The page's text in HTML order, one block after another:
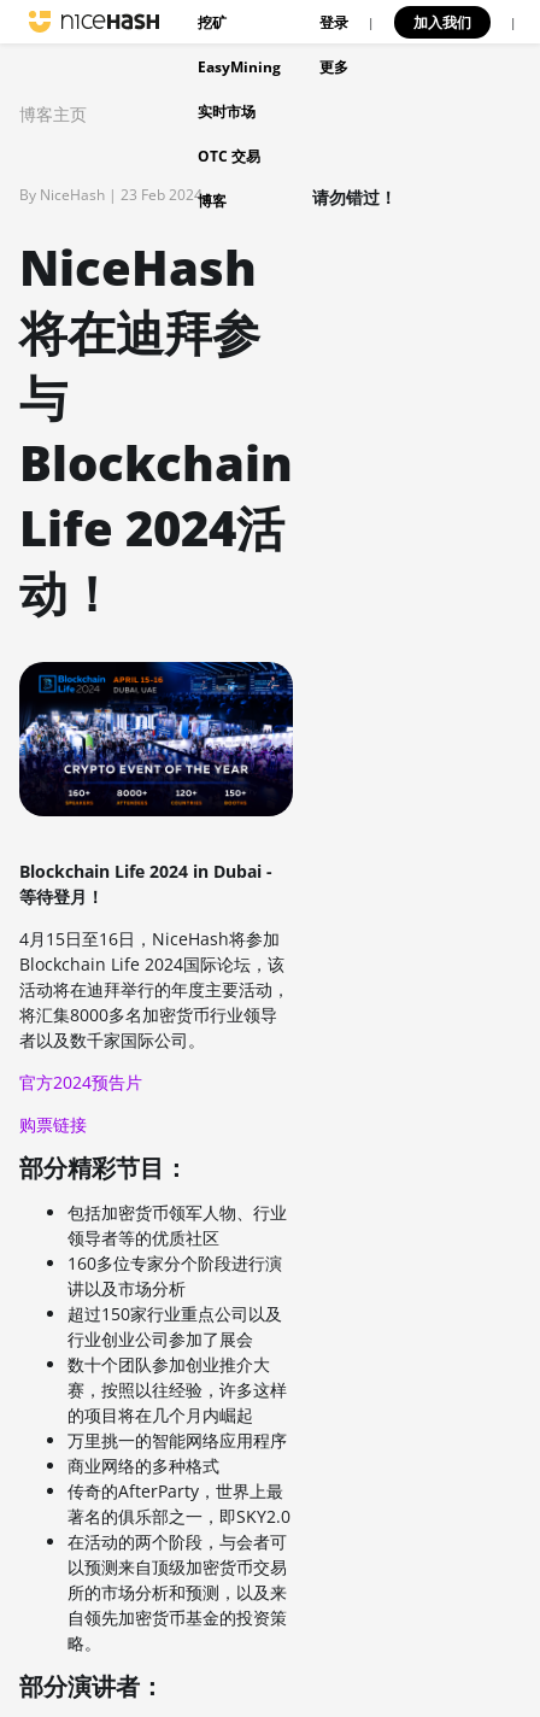
挖矿
EasyMining
实时市场
OTC 交易
博客
登录 | 加入我们 |
更多
博客主页
By NiceHash | 23 Feb 2024
NiceHash
将在迪拜参
与
Blockchain
Life 2024活
动！
Blockchain Life 2024 in Dubai -
等待登月！
4月15日至16日，NiceHash将参加
Blockchain Life 2024国际论坛，该
活动将在迪拜举行的年度主要活动，
将汇集8000多名加密货币行业领导
者以及数千家国际公司。
官方2024预告片
购票链接
部分精彩节目：
包括加密货币领军人物、行业
领导者等的优质社区
160多位专家分个阶段进行演
讲以及市场分析
超过150家行业重点公司以及
行业创业公司参加了展会
数十个团队参加创业推介大
赛，按照以往经验，许多这样
的项目将在几个月内崛起
万里挑一的智能网络应用程序
商业网络的多种格式
传奇的AfterParty，世界上最
著名的俱乐部之一，即SKY2.0
在活动的两个阶段，与会者可
以预测来自顶级加密货币交易
所的市场分析和预测，以及来
自领先加密货币基金的投资策
略。
部分演讲者：
请勿错过！